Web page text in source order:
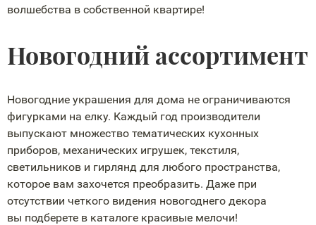
волшебства в собственной квартире!
Новогодний ассортимент
Новогодние украшения для дома не ограничиваются
фигурками на елку. Каждый год производители
выпускают множество тематических кухонных
приборов, механических игрушек, текстиля,
светильников и гирлянд для любого пространства,
которое вам захочется преобразить. Даже при
отсутствии четкого видения новогоднего декора
вы подберете в каталоге красивые мелочи!